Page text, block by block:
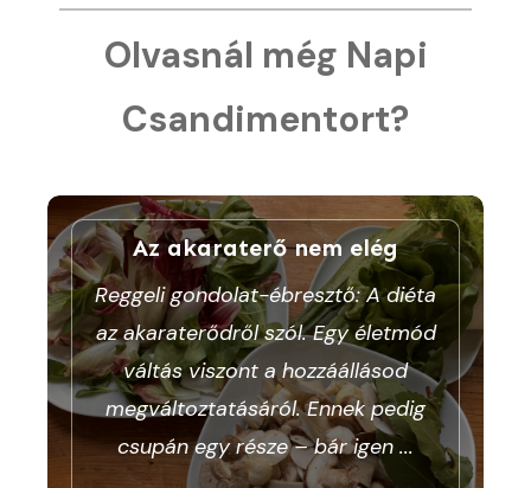
Olvasnál még Napi
Csandimentort?
Az akaraterő nem elég
Reggeli gondolat-ébresztő: A diéta
az akaraterődről szól. Egy életmód
váltás viszont a hozzáállásod
megváltoztatásáról. Ennek pedig
csupán egy része – bár igen...